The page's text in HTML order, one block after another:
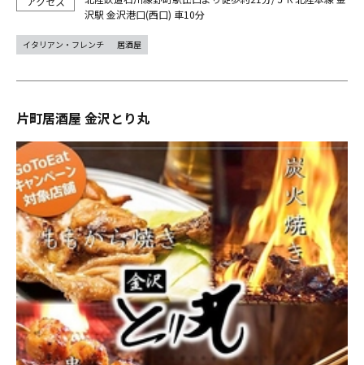
沢駅 金沢港口(西口) 車10分
イタリアン・フレンチ 居酒屋
片町居酒屋 金沢とり丸